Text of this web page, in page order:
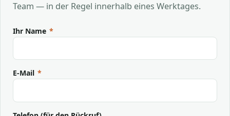
Team — in der Regel innerhalb eines Werktages.
Ihr Name *
E-Mail *